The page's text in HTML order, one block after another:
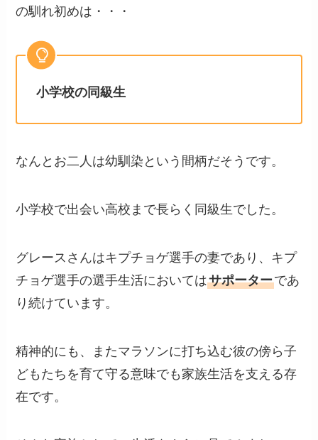
の馴れ初めは・・・
小学校の同級生
なんとお二人は幼馴染という間柄だそうです。
小学校で出会い高校まで長らく同級生でした。
グレースさんはキプチョゲ選手の妻であり、キプ
チョゲ選手の選手生活においてはサポーターであ
り続けています。
精神的にも、またマラソンに打ち込む彼の傍ら子
どもたちを育て守る意味でも家族生活を支える存
在です。